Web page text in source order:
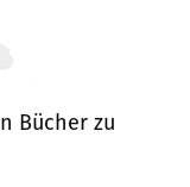
Bücher zu